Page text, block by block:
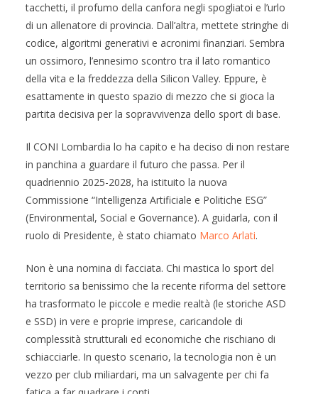
tacchetti, il profumo della canfora negli spogliatoi e l’urlo
di un allenatore di provincia. Dall’altra, mettete stringhe di
codice, algoritmi generativi e acronimi finanziari. Sembra
un ossimoro, l’ennesimo scontro tra il lato romantico
della vita e la freddezza della Silicon Valley. Eppure, è
esattamente in questo spazio di mezzo che si gioca la
partita decisiva per la sopravvivenza dello sport di base.
Il CONI Lombardia lo ha capito e ha deciso di non restare
in panchina a guardare il futuro che passa. Per il
quadriennio 2025-2028, ha istituito la nuova
Commissione “Intelligenza Artificiale e Politiche ESG”
(Environmental, Social e Governance). A guidarla, con il
ruolo di Presidente, è stato chiamato Marco Arlati.
Non è una nomina di facciata. Chi mastica lo sport del
territorio sa benissimo che la recente riforma del settore
ha trasformato le piccole e medie realtà (le storiche ASD
e SSD) in vere e proprie imprese, caricandole di
complessità strutturali ed economiche che rischiano di
schiacciarle. In questo scenario, la tecnologia non è un
vezzo per club miliardari, ma un salvagente per chi fa